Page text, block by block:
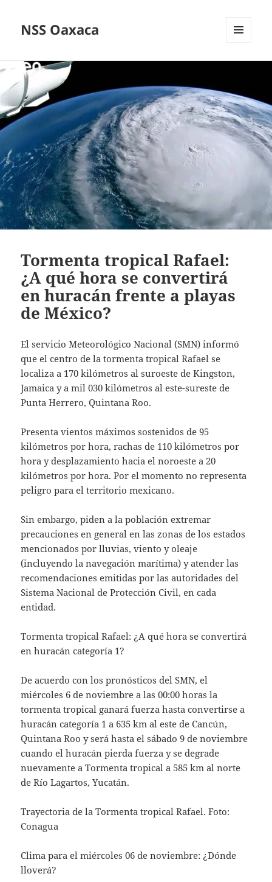
NSS Oaxaca
Tormenta tropical Rafael:
¿A qué hora se convertirá
en huracán frente a playas
de México?
El servicio Meteorológico Nacional (SMN) informó
que el centro de la tormenta tropical Rafael se
localiza a 170 kilómetros al suroeste de Kingston,
Jamaica y a mil 030 kilómetros al este-sureste de
Punta Herrero, Quintana Roo.
Presenta vientos máximos sostenidos de 95
kilómetros por hora, rachas de 110 kilómetros por
hora y desplazamiento hacia el noroeste a 20
kilómetros por hora. Por el momento no representa
peligro para el territorio mexicano.
Sin embargo, piden a la población extremar
precauciones en general en las zonas de los estados
mencionados por lluvias, viento y oleaje
(incluyendo la navegación marítima) y atender las
recomendaciones emitidas por las autoridades del
Sistema Nacional de Protección Civil, en cada
entidad.
Tormenta tropical Rafael: ¿A qué hora se convertirá
en huracán categoría 1?
De acuerdo con los pronósticos del SMN, el
miércoles 6 de noviembre a las 00:00 horas la
tormenta tropical ganará fuerza hasta convertirse a
huracán categoría 1 a 635 km al este de Cancún,
Quintana Roo y será hasta el sábado 9 de noviembre
cuando el huracán pierda fuerza y se degrade
nuevamente a Tormenta tropical a 585 km al norte
de Río Lagartos, Yucatán.
Trayectoria de la Tormenta tropical Rafael. Foto:
Conagua
Clima para el miércoles 06 de noviembre: ¿Dónde
lloverá?